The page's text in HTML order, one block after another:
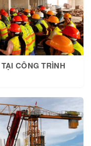
CÔNG TRÌNH